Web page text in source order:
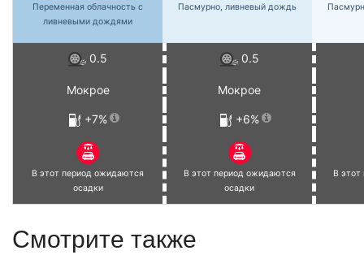
Переменная облачность с
ливневыми дождями
Пасмурно, ливневый дождь
0.5 0.5
Мокрое Мокрое
+7% +6%
В этот период ожидаются
осадки
В этот период ожидаются
осадки
В
Смотрите также